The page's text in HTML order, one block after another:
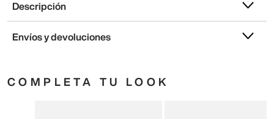
Descripción
Envíos y devoluciones
COMPLETA TU LOOK